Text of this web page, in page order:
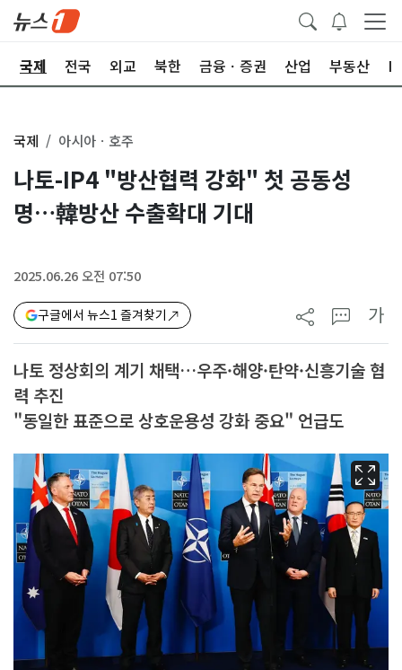
국제 전국 외교 북한 금융ㆍ증권 산업 부동산
국제 아시아ㆍ호주
나토-IP4 "방산협력 강화" 첫 공동성
명…韓방산 수출확대 기대
2025.06.26 오전 07:50
구글에서 뉴스1 즐겨찾기 가
나토 정상회의 계기 채택…우주·해양·탄약·신흥기술 협
력 추진
"동일한 표준으로 상호운용성 강화 중요" 언급도